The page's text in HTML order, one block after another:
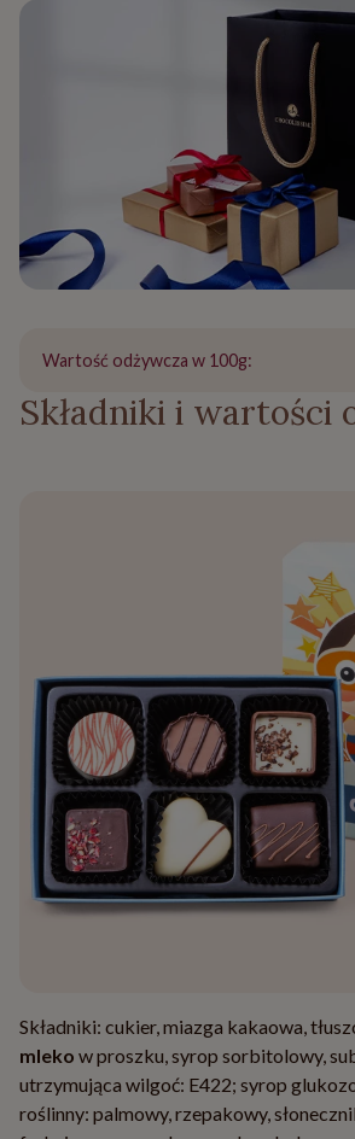
Wartość odżywcza w 100g:
Składniki i wartości
Składniki: cukier, miazga kakaowa,
mleko w proszku, syrop sorbitolowy,
utrzymująca wilgoć: E422; syrop
roślinny: palmowy, rzepakowy,